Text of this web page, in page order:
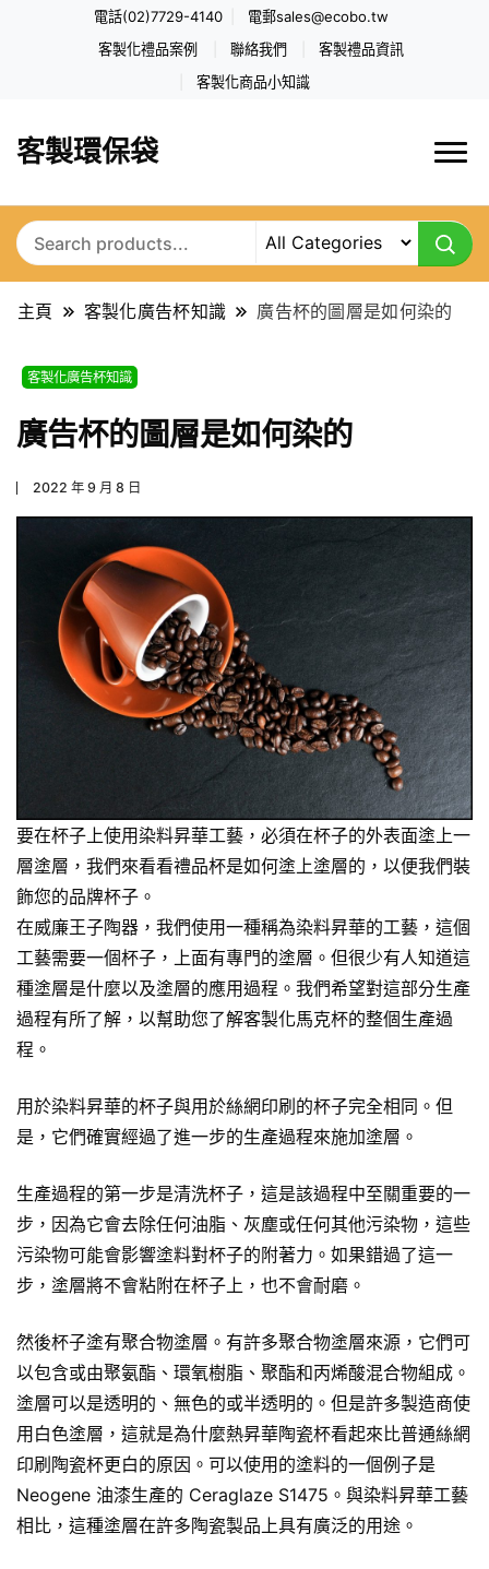
電話(02)7729-4140 電郵sales@ecobo.tw
客製化禮品案例 聯絡我們 客製禮品資訊
客製化商品小知識
客製環保袋
主頁 客製化廣告杯知識 廣告杯的圖層是如何染的
客製化廣告杯知識
廣告杯的圖層是如何染的
2022 年 9 月 8 日
要在杯子上使用染料昇華工藝，必須在杯子的外表面塗上一
層塗層，我們來看看禮品杯是如何塗上塗層的，以便我們裝
飾您的品牌杯子。
在威廉王子陶器，我們使用一種稱為染料昇華的工藝，這個
工藝需要一個杯子，上面有專門的塗層。但很少有人知道這
種塗層是什麼以及塗層的應用過程。我們希望對這部分生產
過程有所了解，以幫助您了解客製化馬克杯的整個生產過
程。
用於染料昇華的杯子與用於絲網印刷的杯子完全相同。但
是，它們確實經過了進一步的生產過程來施加塗層。
生產過程的第一步是清洗杯子，這是該過程中至關重要的一
步，因為它會去除任何油脂、灰塵或任何其他污染物，這些
污染物可能會影響塗料對杯子的附著力。如果錯過了這一
步，塗層將不會粘附在杯子上，也不會耐磨。
然後杯子塗有聚合物塗層。有許多聚合物塗層來源，它們可
以包含或由聚氨酯、環氧樹脂、聚酯和丙烯酸混合物組成。
塗層可以是透明的、無色的或半透明的。但是許多製造商使
用白色塗層，這就是為什麼熱昇華陶瓷杯看起來比普通絲網
印刷陶瓷杯更白的原因。可以使用的塗料的一個例子是
Neogene 油漆生產的 Ceraglaze S1475。與染料昇華工藝
相比，這種塗層在許多陶瓷製品上具有廣泛的用途。